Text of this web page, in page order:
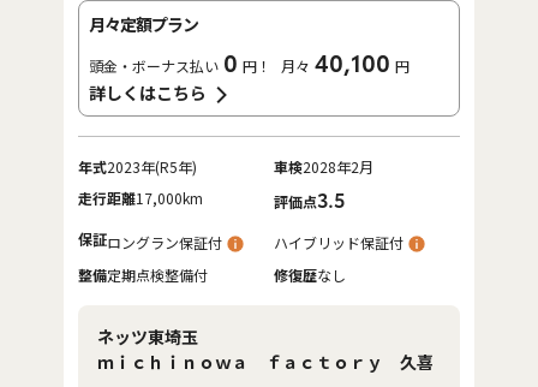
月々定額プラン
頭金・ボーナス払い 0 円！ 月々 40,100 円
詳しくはこちら
年式2023年(R5年) 車検2028年2月
走行距離17,000km 評価点3.5
保証ロングラン保証付
ハイブリッド保証付
整備定期点検整備付 修復歴なし
ネッツ東埼玉
ｍｉｃｈｉｎｏｗａ ｆａｃｔｏｒｙ 久喜